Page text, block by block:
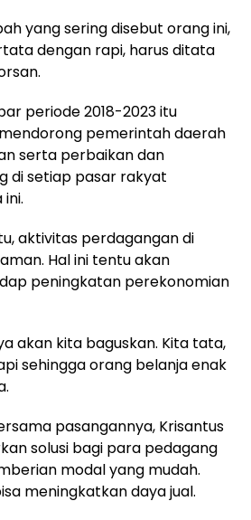
yang sering disebut orang ini,
dengan rapi, harus ditata
periode 2018-2023 itu
pemerintah daerah
serta perbaikan dan
di setiap pasar rakyat
aktivitas perdagangan di
Hal ini tentu akan
peningkatan perekonomian
akan kita baguskan. Kita tata,
sehingga orang belanja enak
pasangannya, Krisantus
solusi bagi para pedagang
modal yang mudah.
meningkatkan daya jual.